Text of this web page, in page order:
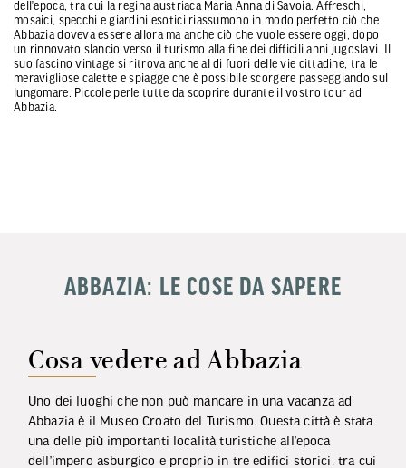
dell’epoca, tra cui la regina austriaca Maria Anna di Savoia. Affreschi,
mosaici, specchi e giardini esotici riassumono in modo perfetto ciò che
Abbazia doveva essere allora ma anche ciò che vuole essere oggi, dopo
un rinnovato slancio verso il turismo alla fine dei difficili anni jugoslavi. Il
suo fascino vintage si ritrova anche al di fuori delle vie cittadine, tra le
meravigliose calette e spiagge che è possibile scorgere passeggiando sul
lungomare. Piccole perle tutte da scoprire durante il vostro tour ad
Abbazia.
ABBAZIA: LE COSE DA SAPERE
Cosa vedere ad Abbazia
Uno dei luoghi che non può mancare in una vacanza ad
Abbazia è il Museo Croato del Turismo. Questa città è stata
una delle più importanti località turistiche all’epoca
dell’impero asburgico e proprio in tre edifici storici, tra cui